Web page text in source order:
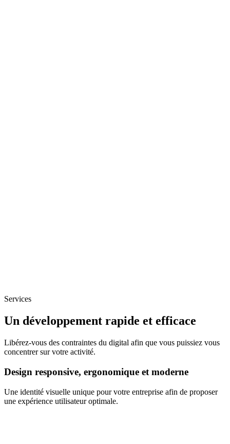
Services
Un développement rapide et efficace
Libérez-vous des contraintes du digital afin que vous puissiez vous
concentrer sur votre activité.
Design responsive, ergonomique et moderne
Une identité visuelle unique pour votre entreprise afin de proposer
une expérience utilisateur optimale.